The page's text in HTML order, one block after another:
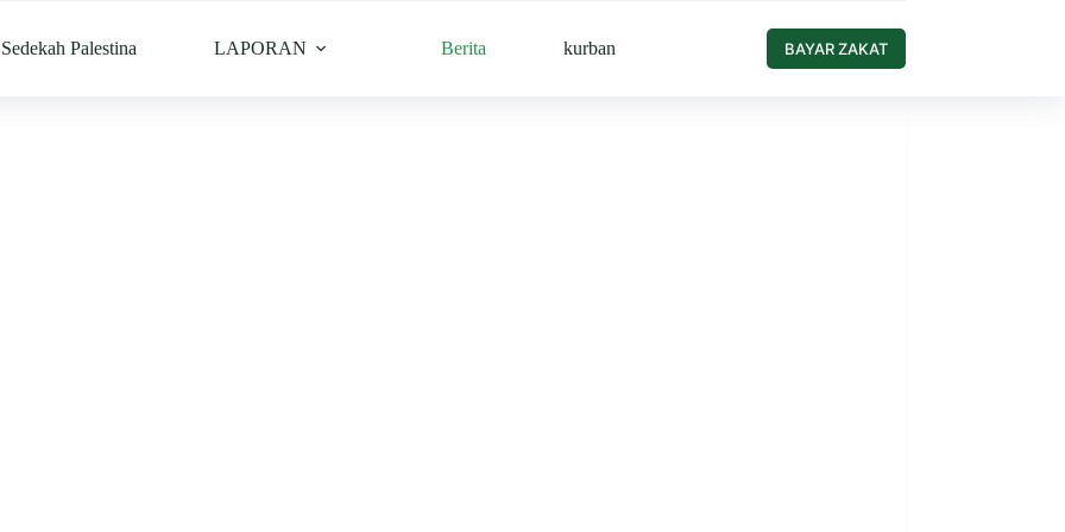
Sedekah Palestina LAPORAN Berita kurban BAYAR ZAKAT